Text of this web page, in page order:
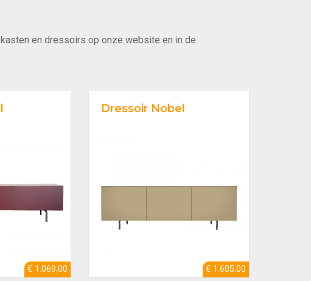
en dressoirs op onze website en in de
€ 1.069,00
Dressoir Nobel
€ 1.605,00